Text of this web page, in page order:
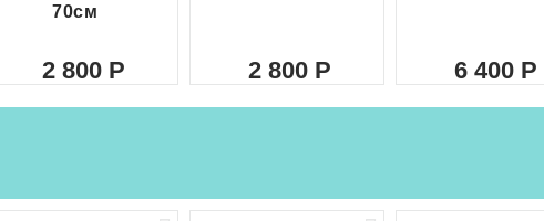
70см
2 800 2 800 6 400